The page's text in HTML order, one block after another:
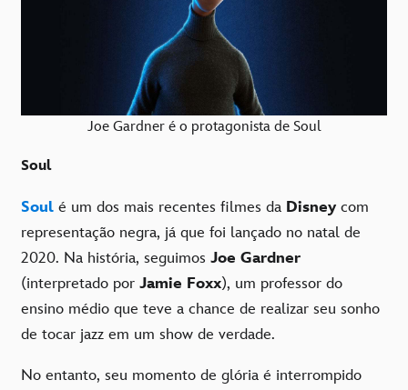
Joe Gardner é o protagonista de Soul
Soul
Soul é um dos mais recentes filmes da Disney com
representação negra, já que foi lançado no natal de
2020. Na história, seguimos Joe Gardner
(interpretado por Jamie Foxx), um professor do
ensino médio que teve a chance de realizar seu sonho
de tocar jazz em um show de verdade.
No entanto, seu momento de glória é interrompido